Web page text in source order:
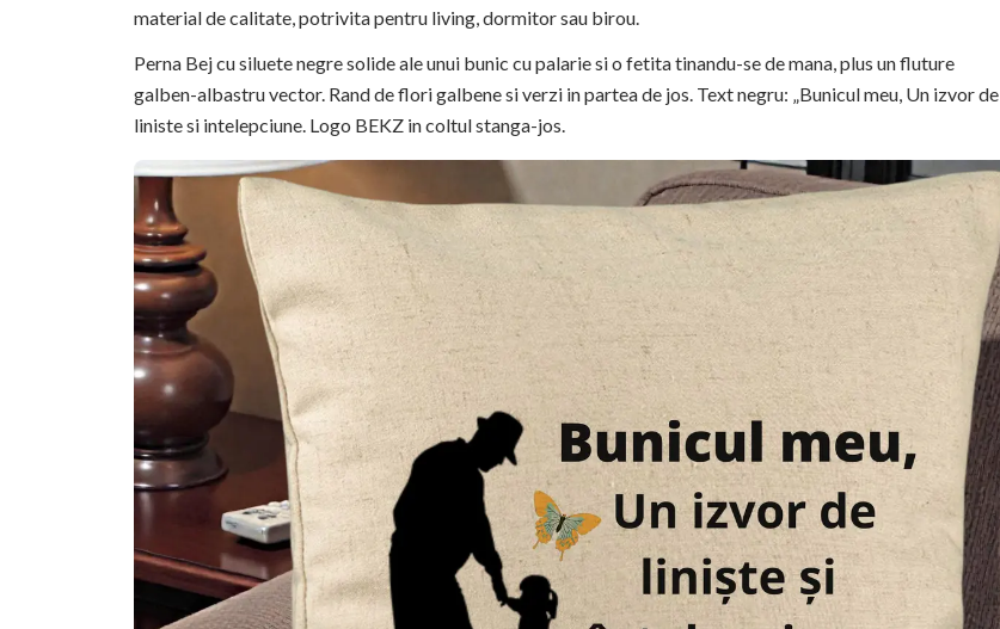
material de calitate, potrivita pentru living, dormitor sau birou.
Perna Bej cu siluete negre solide ale unui bunic cu palarie si o fetita tinandu-se de mana, plus un fluture
galben-albastru vector. Rand de flori galbene si verzi in partea de jos. Text negru: „Bunicul meu, Un izvor de
liniste si intelepciune. Logo BEKZ in coltul stanga-jos.